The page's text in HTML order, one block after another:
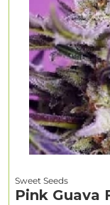
Sweet Seeds
Pink Guava